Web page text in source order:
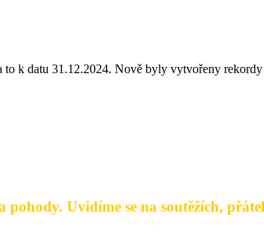
k datu 31.12.2024. Nově byly vytvořeny
pohody. Uvidíme se na soutěžích,